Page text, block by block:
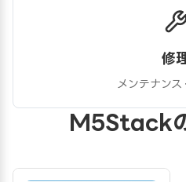
修
メンテナンス
M5Stack